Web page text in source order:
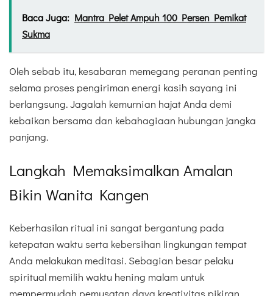
Baca Juga: Mantra Pelet Ampuh 100 Persen Pemikat
Sukma
Oleh sebab itu, kesabaran memegang peranan penting
selama proses pengiriman energi kasih sayang ini
berlangsung. Jagalah kemurnian hajat Anda demi
kebaikan bersama dan kebahagiaan hubungan jangka
panjang.
Langkah Memaksimalkan Amalan
Bikin Wanita Kangen
Keberhasilan ritual ini sangat bergantung pada
ketepatan waktu serta kebersihan lingkungan tempat
Anda melakukan meditasi. Sebagian besar pelaku
spiritual memilih waktu hening malam untuk